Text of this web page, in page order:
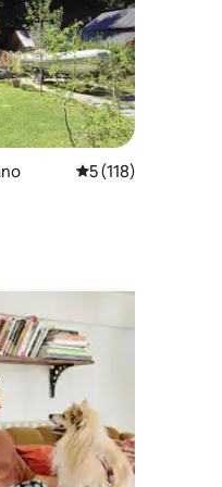
avaliações5 de uma avaliação
5 (118)